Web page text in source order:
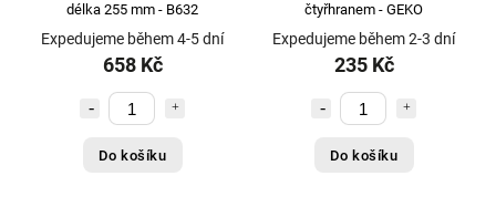
délka 255 mm - B632
Expedujeme během 4-5 dní
658 Kč
Do košíku
čtyřhranem - GEKO
Expedujeme během 2-3 dní
235 Kč
Do košíku